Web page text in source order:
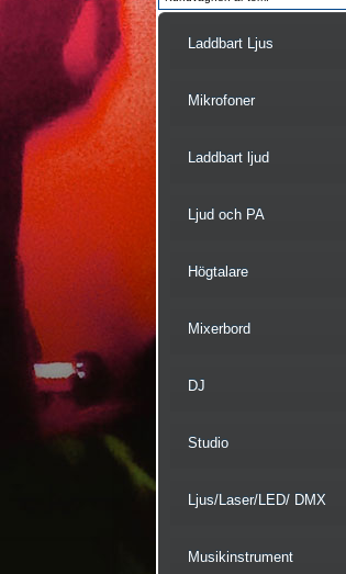
Laddbart Ljus
Mikrofoner
Laddbart ljud
Ljud och PA
Högtalare
Mixerbord
DJ
Studio
Ljus/Laser/LED/ DMX
Musikinstrument